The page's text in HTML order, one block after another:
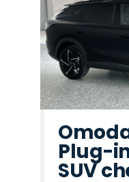
Plug-
SUV